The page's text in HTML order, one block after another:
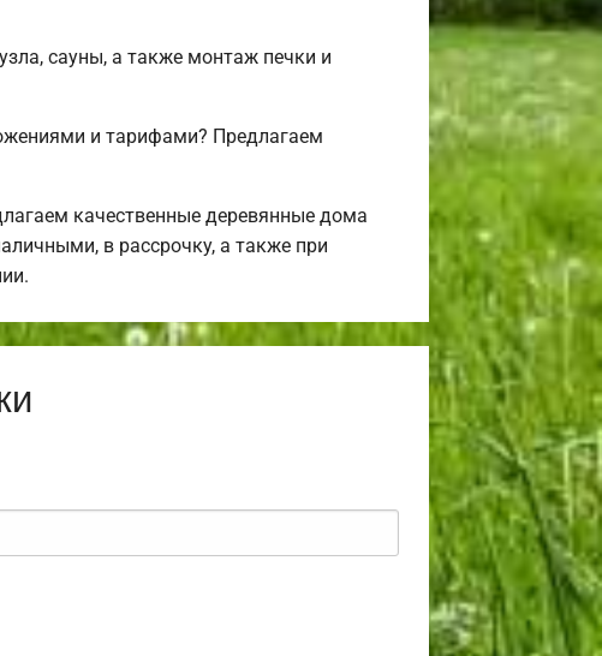
сауны, а также монтаж печки и
и тарифами? Предлагаем
качественные деревянные дома
в рассрочку, а также при